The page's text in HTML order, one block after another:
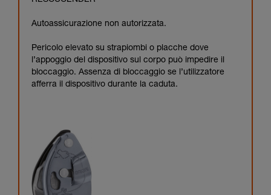
Autoassicurazione non autorizzata.
Pericolo elevato su strapiombi o placche dove
l’appoggio del dispositivo sul corpo può impedire il
bloccaggio. Assenza di bloccaggio se l’utilizzatore
afferra il dispositivo durante la caduta.